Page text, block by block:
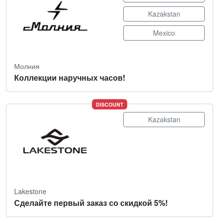
Kazakstan
Mexico
Молния
Коллекции наручных часов!
DISCOUNT
Kazakstan
Lakestone
Сделайте первый заказ со скидкой 5%!